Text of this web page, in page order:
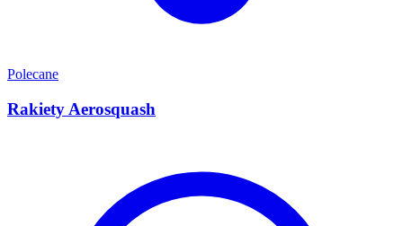
Polecane
Rakiety Aerosquash